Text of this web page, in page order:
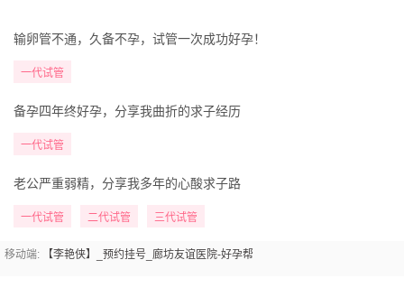
输卵管不通，久备不孕，试管一次成功好孕！
一代试管
备孕四年终好孕，分享我曲折的求子经历
一代试管
老公严重弱精，分享我多年的心酸求子路
一代试管 二代试管 三代试管
移动端: 【李艳侠】_预约挂号_廊坊友谊医院-好孕帮